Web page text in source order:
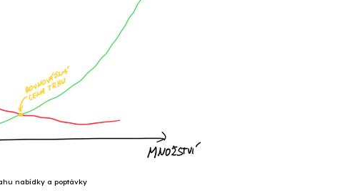
nabídky a poptávky